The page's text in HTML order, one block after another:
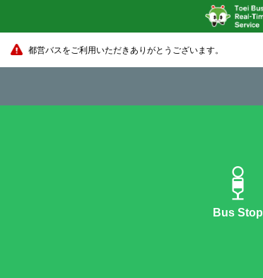
都営バスをご利用いただきありがとうございます。
Bus Stop